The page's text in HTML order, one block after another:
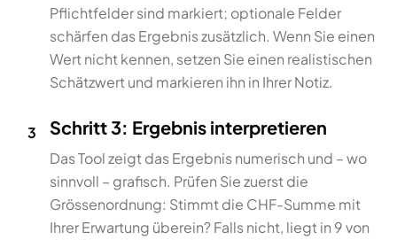
Pflichtfelder sind markiert; optionale Felder
schärfen das Ergebnis zusätzlich. Wenn Sie einen
Wert nicht kennen, setzen Sie einen realistischen
Schätzwert und markieren ihn in Ihrer Notiz.
3 Schritt 3: Ergebnis interpretieren
Das Tool zeigt das Ergebnis numerisch und – wo
sinnvoll – grafisch. Prüfen Sie zuerst die
Grössenordnung: Stimmt die CHF-Summe mit
Ihrer Erwartung überein? Falls nicht, liegt in 9 von